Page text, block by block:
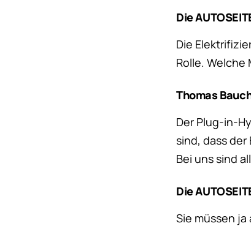
Die
Die
Rolle.
Thomas
Der Plug-in-
sind, dass
Bei uns sind
Die
Sie müssen